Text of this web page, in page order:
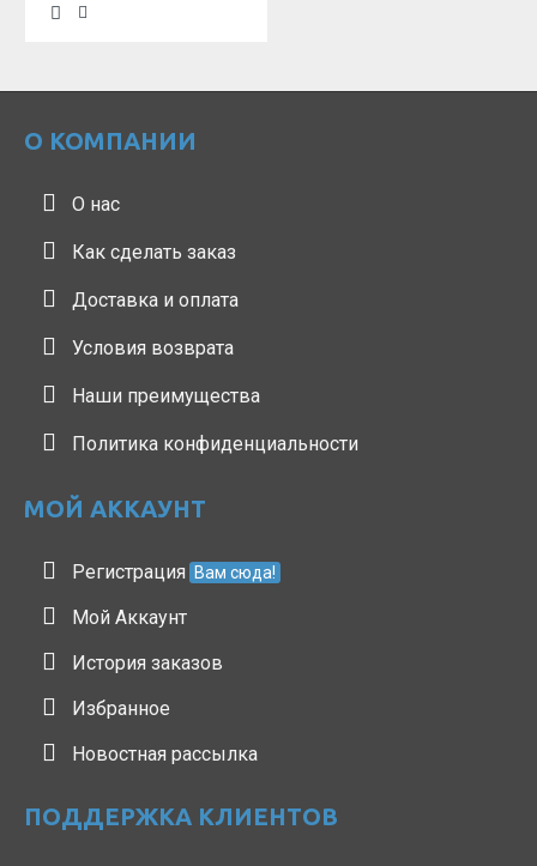
О КОМПАНИИ
О нас
Как сделать заказ
Доставка и оплата
Условия возврата
Наши преимущества
Политика конфиденциальности
МОЙ АККАУНТ
Регистрация Вам сюда!
Мой Аккаунт
История заказов
Избранное
Новостная рассылка
ПОДДЕРЖКА КЛИЕНТОВ